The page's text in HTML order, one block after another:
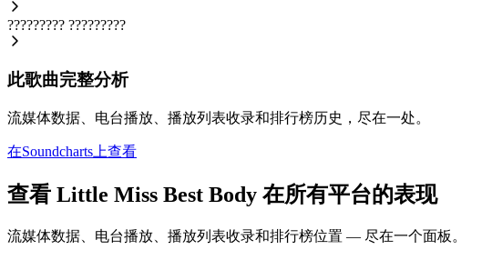
????????? ?????????
此歌曲完整分析
流媒体数据、电台播放、播放列表收录和排行榜历史，尽在一处。
在Soundcharts上查看
查看 Little Miss Best Body 在所有平台的表现
流媒体数据、电台播放、播放列表收录和排行榜位置 — 尽在一个面板。